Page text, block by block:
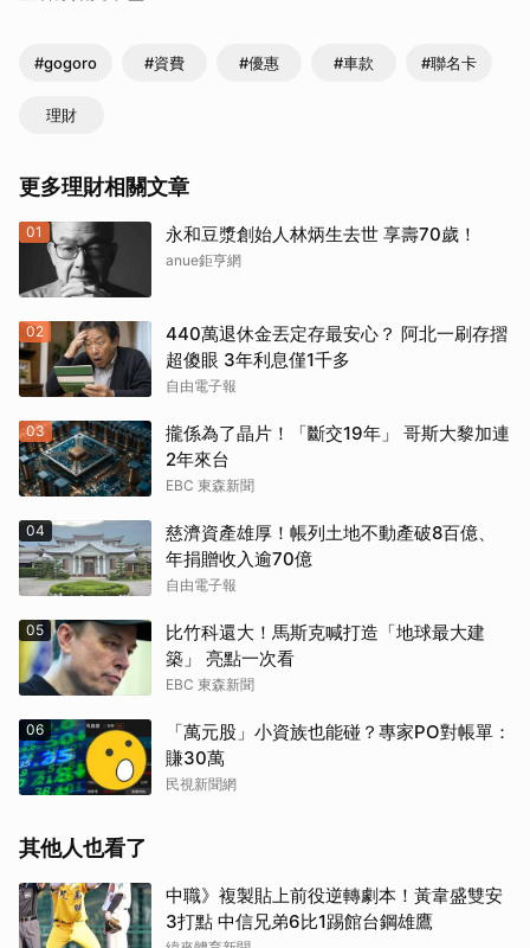
#gogoro #資費 #優惠 #車款 #聯名卡
理財
更多理財相關文章
01 永和豆漿創始人林炳生去世 享壽70歲！
anue鉅亨網
02
440萬退休金丟定存最安心？ 阿北一刷存摺
超傻眼 3年利息僅1千多
自由電子報
03
攏係為了晶片！「斷交19年」 哥斯大黎加連
2年來台
EBC 東森新聞
04
慈濟資產雄厚！帳列土地不動產破8百億、
年捐贈收入逾70億
自由電子報
05
比竹科還大！馬斯克喊打造「地球最大建
築」 亮點一次看
EBC 東森新聞
06
「萬元股」小資族也能碰？專家PO對帳單：
賺30萬
民視新聞網
其他人也看了
中職》複製貼上前役逆轉劇本！黃韋盛雙安
3打點 中信兄弟6比1踢館台鋼雄鷹
取消